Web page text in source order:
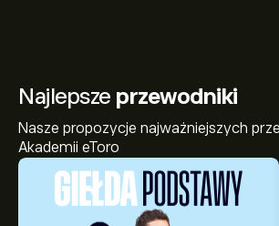
Najlepsze przewodniki
Nasze propozycje najważniejszych
Akademii eToro